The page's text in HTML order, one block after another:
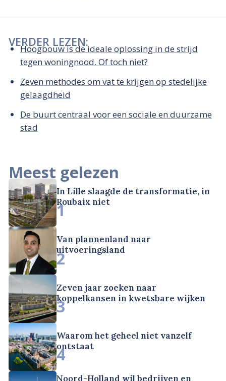
VERDER LEZEN:
Hoogbouw is de ideale oplossing in de strijd
tegen woningnood. Of toch niet?
Zeven methodes om vat te krijgen op stedelijke
gelaagdheid
De buurt centraal voor een sociale en duurzame
stad
Meest gelezen
In Lille slaagde de transformatie, in
Roubaix niet
1
Van plannenland naar
uitvoeringsland
2
Zeven jaar zoeken naar
koppelkansen in kwetsbare wijken
3
Waarom het geheel niet vanzelf
ontstaat
4
Noord-Holland wil bedrijven en